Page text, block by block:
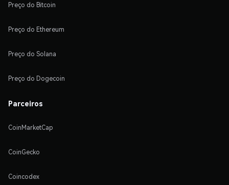
Preço do Bitcoin
Preço do Ethereum
Preço do Solana
Preço do Dogecoin
Parceiros
CoinMarketCap
CoinGecko
Coincodex